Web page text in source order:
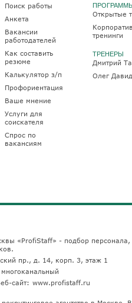
Поиск работы
Анкета
Вакансии
работодателей
Как составить
резюме
Калькулятор з/п
Профориентация
Ваше мнение
Услуги для
соискателя
Спрос по
вакансиям
Открытые
тренинги
ТРЕНЕРЫ
Дмитрий
Олег
«ProfiStaff» - подбор
пр., д. 14, корп. 3, этаж 1
многоканальный
сайт: www.profistaff.ru